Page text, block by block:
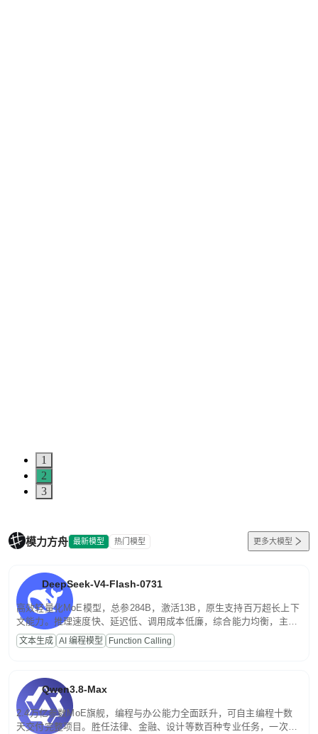
1
2
3
模力方舟 最新模型 热门模型 更多大模型
DeepSeek-V4-Flash-0731
高效轻量化MoE模型，总参284B，激活13B，原生支持百万超长上下
文能力。推理速度快、延迟低、调用成本低廉，综合能力均衡，主打
高并发、轻量化任务，适合日常对话、内容创作、基础 RAG、批量
文案处理等普惠刚需场景。
文本生成 AI 编程模型 Function Calling
Qwen3.8-Max
2.4万亿参数MoE旗舰，编程与办公能力全面跃升，可自主编程十数
天交付完整项目。胜任法律、金融、设计等数百种专业任务，一次对